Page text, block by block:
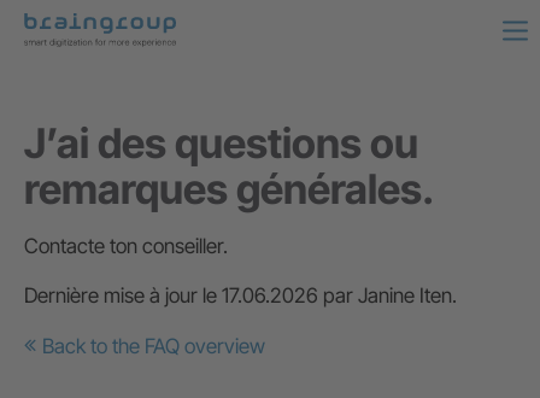
J’ai des questions ou
remarques générales.
Contacte ton conseiller.
Dernière mise à jour le 17.06.2026 par Janine Iten.
Back to the FAQ overview